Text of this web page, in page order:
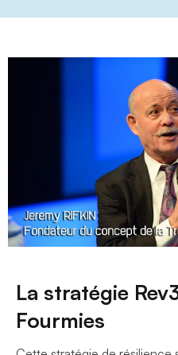
La stratégie
Fourmies